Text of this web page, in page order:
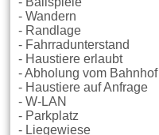
- Wandern
- Randlage
- Fahrradunterstand
- Haustiere erlaubt
- Abholung vom Bahnhof
- Haustiere auf Anfrage
- W-LAN
- Parkplatz
- Liegewiese